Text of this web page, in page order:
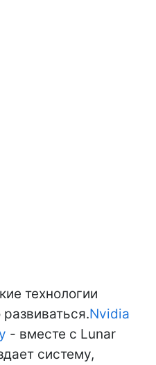
технологии
Nvidia
- вместе с Lunar
систему,